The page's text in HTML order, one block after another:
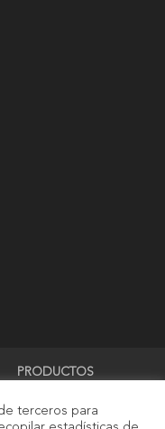
PRODUCTOS
terceros para